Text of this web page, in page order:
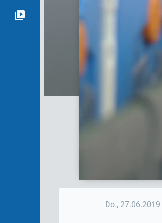
Do., 27.06.2019